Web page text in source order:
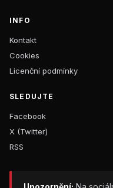
INFO
Kontakt
Cookies
Licenční podmínky
SLEDUJTE
Facebook
X (Twitter)
RSS